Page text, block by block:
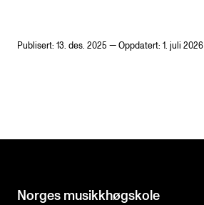
Publisert: 13. des. 2025 — Oppdatert: 1. juli 2026
Norges musikk­høgskole